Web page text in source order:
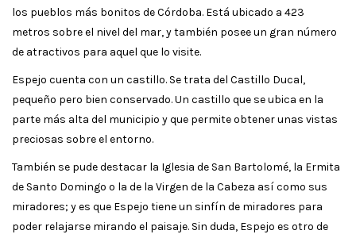
los pueblos más bonitos de Córdoba. Está ubicado a 423
metros sobre el nivel del mar, y también posee un gran número
de atractivos para aquel que lo visite.
Espejo cuenta con un castillo. Se trata del Castillo Ducal,
pequeño pero bien conservado. Un castillo que se ubica en la
parte más alta del municipio y que permite obtener unas vistas
preciosas sobre el entorno.
También se pude destacar la Iglesia de San Bartolomé, la Ermita
de Santo Domingo o la de la Virgen de la Cabeza así como sus
miradores; y es que Espejo tiene un sinfín de miradores para
poder relajarse mirando el paisaje. Sin duda, Espejo es otro de